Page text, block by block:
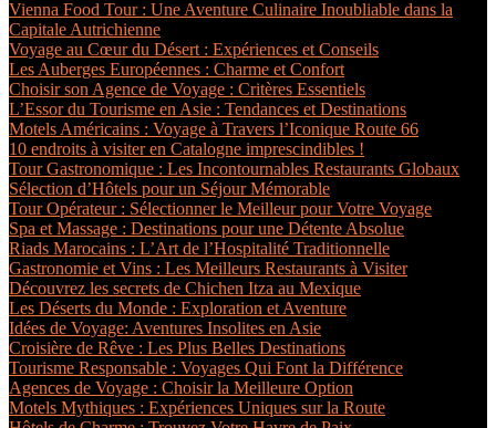
Vienna Food Tour : Une Aventure Culinaire Inoubliable dans la
Capitale Autrichienne
Voyage au Cœur du Désert : Expériences et Conseils
Les Auberges Européennes : Charme et Confort
Choisir son Agence de Voyage : Critères Essentiels
L’Essor du Tourisme en Asie : Tendances et Destinations
Motels Américains : Voyage à Travers l’Iconique Route 66
10 endroits à visiter en Catalogne imprescindibles !
Tour Gastronomique : Les Incontournables Restaurants Globaux
Sélection d’Hôtels pour un Séjour Mémorable
Tour Opérateur : Sélectionner le Meilleur pour Votre Voyage
Spa et Massage : Destinations pour une Détente Absolue
Riads Marocains : L’Art de l’Hospitalité Traditionnelle
Gastronomie et Vins : Les Meilleurs Restaurants à Visiter
Découvrez les secrets de Chichen Itza au Mexique
Les Déserts du Monde : Exploration et Aventure
Idées de Voyage: Aventures Insolites en Asie
Croisière de Rêve : Les Plus Belles Destinations
Tourisme Responsable : Voyages Qui Font la Différence
Agences de Voyage : Choisir la Meilleure Option
Motels Mythiques : Expériences Uniques sur la Route